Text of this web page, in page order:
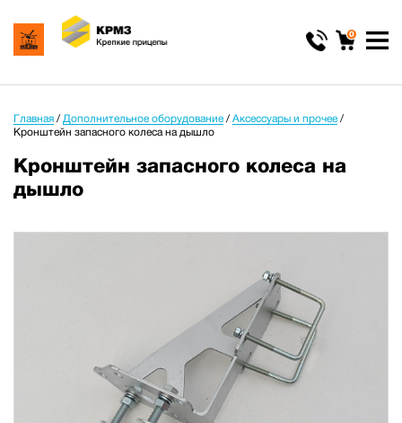
0
Главная / Дополнительное оборудование / Аксессуары и прочее /
Кронштейн запасного колеса на дышло
Кронштейн запасного колеса на
дышло